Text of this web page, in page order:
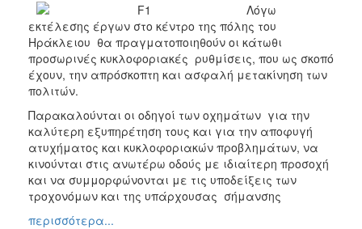
Λόγω
εκτέλεσης έργων στο κέντρο της πόλης του
Ηράκλειου θα πραγματοποιηθούν οι κάτωθι
προσωρινές κυκλοφοριακές ρυθμίσεις, που ως σκοπό
έχουν, την απρόσκοπτη και ασφαλή μετακίνηση των
πολιτών.
Παρακαλούνται οι οδηγοί των οχημάτων για την
καλύτερη εξυπηρέτηση τους και για την αποφυγή
ατυχήματος και κυκλοφοριακών προβλημάτων, να
κινούνται στις ανωτέρω οδούς με ιδιαίτερη προσοχή
και να συμμορφώνονται με τις υποδείξεις των
τροχονόμων και της υπάρχουσας σήμανσης
περισσότερα...